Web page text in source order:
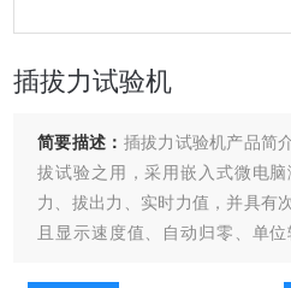
插拔力试验机
简要描述： 插拔力试验机产品简
拔试验之用，采用嵌入式微电
力、拔出力、实时力值，并具有
且显示速度值、自动归零、单